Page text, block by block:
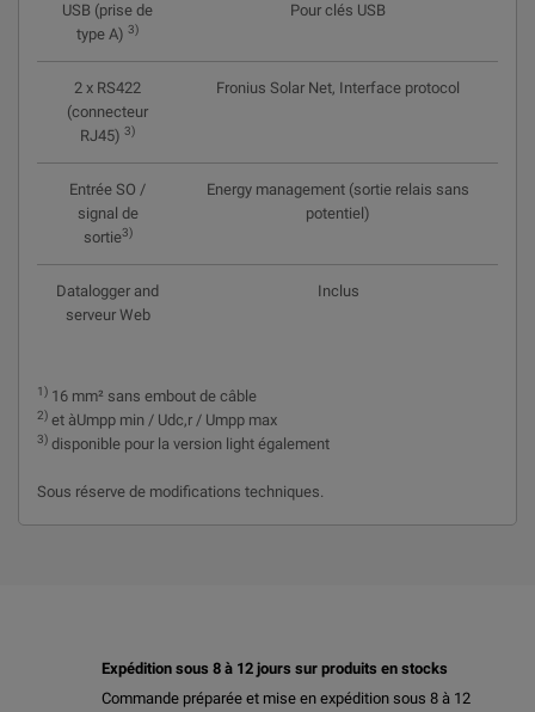
USB (prise de
type A) 3)
Pour clés USB
2 x RS422
(connecteur
RJ45) 3)
Fronius Solar Net, Interface protocol
Entrée SO /
signal de
sortie3)
Energy management (sortie relais sans
potentiel)
Datalogger and
serveur Web
Inclus
1) 16 mm² sans embout de câble
2) et àUmpp min / Udc,r / Umpp max
3) disponible pour la version light également
Sous réserve de modifications techniques.
Expédition sous 8 à 12 jours sur produits en stocks
Commande préparée et mise en expédition sous 8 à 12